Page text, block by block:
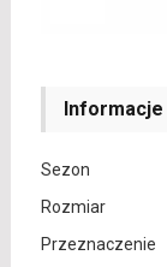
Informacje
Sezon
Rozmiar
Przeznaczenie